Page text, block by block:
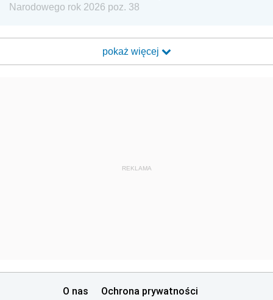
Narodowego rok 2026 poz. 38
pokaż więcej
REKLAMA
O nas
Ochrona prywatności